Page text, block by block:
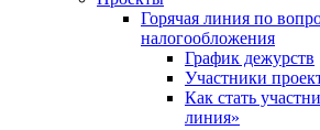
Горячая линия по
налогообложения
График дежурств
Участники
Как стать
линия»